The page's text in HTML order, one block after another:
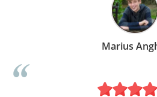
Marius